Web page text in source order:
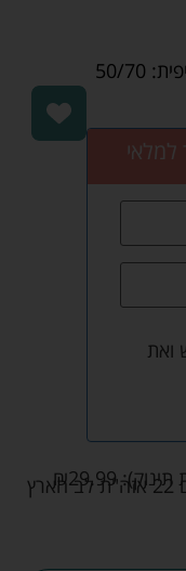
למלאי
ואת
תינוק): ₪29.99
איסוף עצמי ללא עלות מרחוב הדקלים 22 אזה"ת לב הארץ